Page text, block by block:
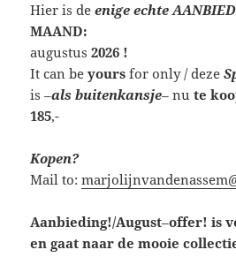
Hier is deenige echte
MAAND:
augustus 2026 !
It can beyours for only / deze
is–als buitenkansje–nute
185,-
Kopen?
Mail to:
Aanbieding!/August–offer! is
en gaat naar de mooie